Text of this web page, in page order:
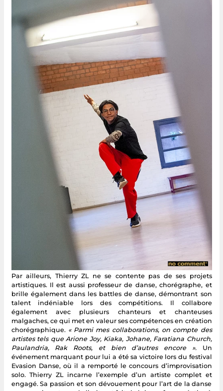
Par ailleurs, Thierry ZL ne se contente pas de ses projets
artistiques. Il est aussi professeur de danse, chorégraphe, et
brille également dans les battles de danse, démontrant son
talent indéniable lors des compétitions. Il collabore
également avec plusieurs chanteurs et chanteuses
malgaches, ce qui met en valeur ses compétences en création
chorégraphique. « Parmi mes collaborations, on compte des
artistes tels que Arione Joy, Kiaka, Johane, Faratiana Church,
Paulandria, Rak Roots, et bien d’autres encore ». Un
événement marquant pour lui a été sa victoire lors du festival
Evasion Danse, où il a remporté le concours d’improvisation
solo. Thierry ZL incarne l’exemple d’un artiste complet et
engagé. Sa passion et son dévouement pour l’art de la danse